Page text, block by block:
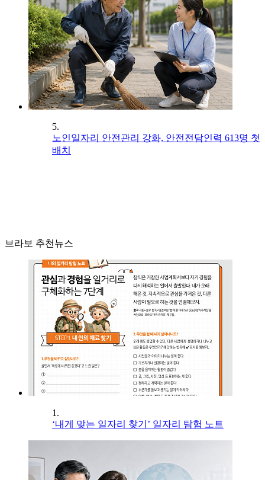
5.
노인일자리 안전관리 강화, 안전전담인력 613명 첫
배치
브라보 추천뉴스
1.
‘내게 맞는 일자리 찾기’ 일자리 탐험 노트